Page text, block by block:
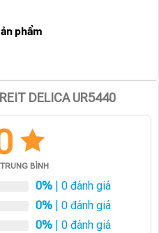
phẩm
DELICA UR5440
BÌNH
0% | 0 đánh giá
0% | 0 đánh giá
0% | 0 đánh giá